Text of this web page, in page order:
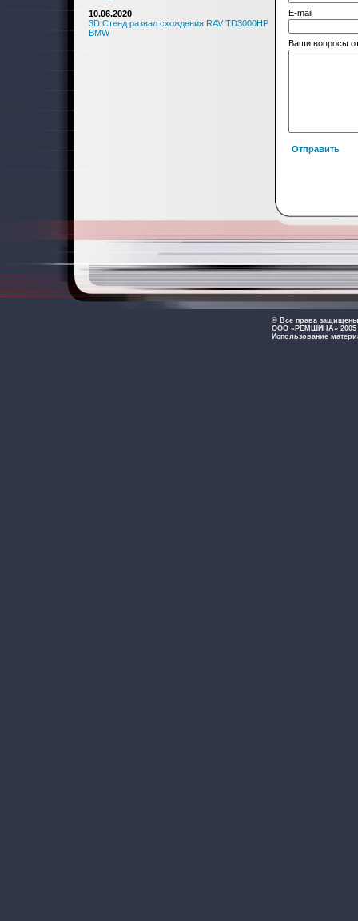
10.06.2020
3D Стенд развал схождения RAV TD3000HP
BMW
E-mail
Ваши вопросы
Отправить
© Все права защищены
ООО «РЕМШИНА» 2005
Использование